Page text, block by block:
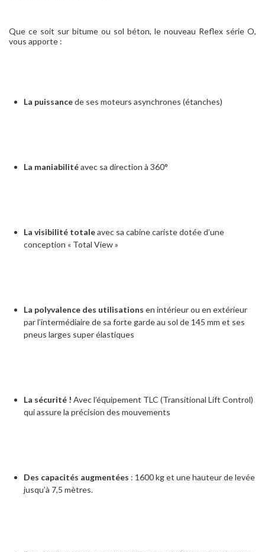
Que ce soit sur bitume ou sol béton, le nouveau Reflex série O,
vous apporte :
La puissancede ses moteurs asynchrones (étanches)
La maniabilitéavec sa direction à 360°
La visibilité totaleavec sa cabine cariste dotée d’une
conception « Total View »
La polyvalence des utilisations en intérieur ou en extérieur
par l’intermédiaire de sa forte garde au sol de 145 mm et ses
pneus larges super élastiques
La sécurité ! Avec l’équipement TLC (Transitional Lift Control)
qui assure la précision des mouvements
Des capacités augmentées : 1600 kg et une hauteur de levée
jusqu’à 7,5 mètres.